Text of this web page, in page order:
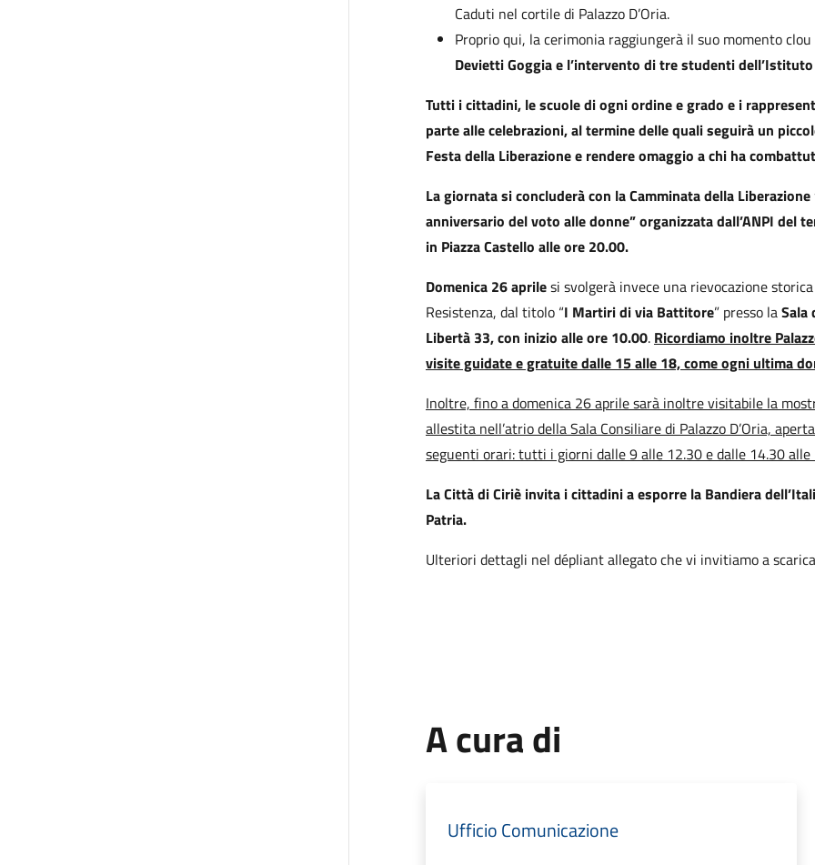
Caduti nel cortile di Palazzo D’Oria.
Proprio qui, la cerimonia raggiungerà il suo momento
Devietti Goggia e l’intervento di tre studenti dell’Istituto
Tutti i cittadini, le scuole di ogni ordine e grado e i
parte alle celebrazioni, al termine delle quali seguirà un
Festa della Liberazione e rendere omaggio a chi ha
La giornata si concluderà con la Camminata della
anniversario del voto alle donne” organizzata dall’ANPI del
in Piazza Castello alle ore 20.00.
Domenica 26 aprilesi svolgerà invece una rievocazione
Resistenza, dal titolo “I Martiri di via Battitore” presso laSala
Libertà 33, con inizio alle ore 10.00. Ricordiamo inoltre
visite guidate e gratuite dalle 15 alle 18, come ogni ultima
Inoltre, fino a domenica 26 aprile sarà inoltre visitabile la
allestita nell’atrio della Sala Consiliare di Palazzo D’Oria,
seguenti orari:tutti i giorni dalle 9 alle 12.30 e dalle 14.30
La Città di Ciriè invita i cittadini a esporre la Bandiera
Patria.
Ulteriori dettagli nel dépliant allegato che vi invitiamo a
A cura di
Ufficio Comunicazione